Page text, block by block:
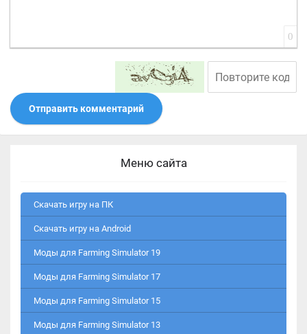
0
Отправить комментарий
Меню сайта
Скачать игру на ПК
Скачать игру на Android
Моды для Farming Simulator 19
Моды для Farming Simulator 17
Моды для Farming Simulator 15
Моды для Farming Simulator 13